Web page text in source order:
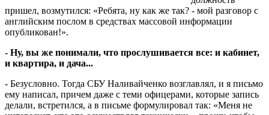
пришел, возмутился: «Ребята, ну как же так? - мой разговор с
английским послом в средствах массовой информации
опубликован!».
- Ну, вы же понимали, что прослушивается все: и кабинет,
и квартира, и дача...
- Безусловно. Тогда СБУ Наливайченко возглавлял, и я письмо
ему написал, причем даже с теми офицерами, которые запись
делали, встретился, а в письме формулировал так: «Меня не